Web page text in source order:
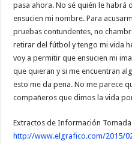
pasa ahora. No sé quién le habrá
ensucien mi nombre. Para
pruebas contundentes, no
retirar del fútbol y tengo mi vida
voy a permitir que ensucien mi
que quieran y si me encuentran
esto me da pena. No me parece
compañeros que dimos la vida
Extractos de Información
http://www.elgrafico.com/2015/